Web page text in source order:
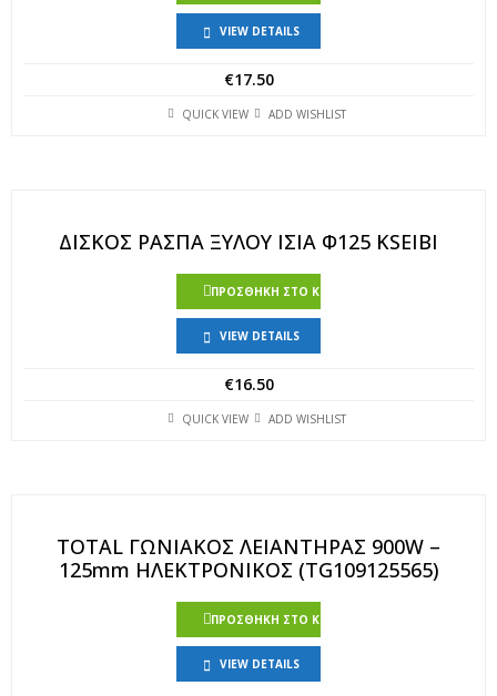
VIEW DETAILS
€17.50
QUICK VIEW ADD WISHLIST
ΔΙΣΚΟΣ ΡΑΣΠΑ ΞΥΛΟΥ ΙΣΙΑ Φ125 KSEIBI
ΠΡΟΣΘΉΚΗ ΣΤΟ ΚΑΛΆΘΙ
VIEW DETAILS
€16.50
QUICK VIEW ADD WISHLIST
TOTAL ΓΩΝΙΑΚΟΣ ΛΕΙΑΝΤΗΡΑΣ 900W –
125mm ΗΛΕΚΤΡΟΝΙΚΟΣ (TG109125565)
ΠΡΟΣΘΉΚΗ ΣΤΟ ΚΑΛΆΘΙ
VIEW DETAILS